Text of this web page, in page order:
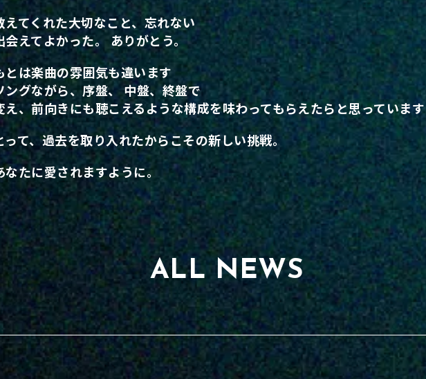
えてくれた大切なこと、忘れない
会えてよかった。 ありがとう。
とは楽曲の雰囲気も違います
ングながら、序盤、 中盤、終盤で
え、前向きにも聴こえるような構成を味わってもらえたらと思っています
って、過去を取り入れたからこその新しい挑戦。
なたに愛されますように。
ALL NEWS